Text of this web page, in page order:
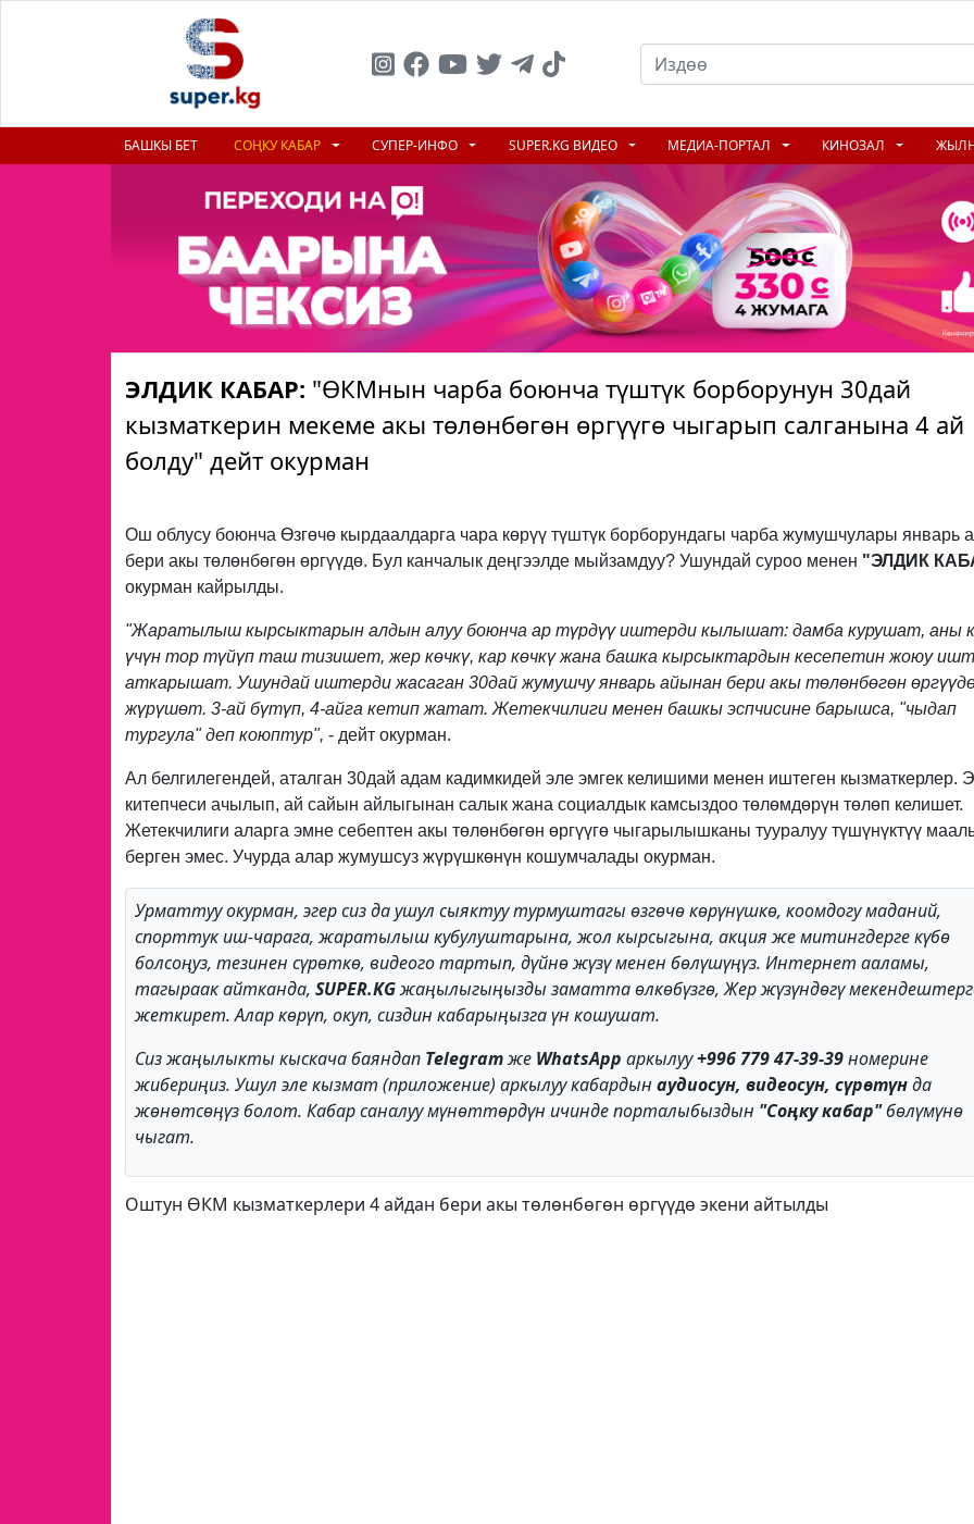
БАШКЫ БЕТ СОҢКУ КАБАР СУПЕР-ИНФО SUPER.KG ВИДЕО МЕДИА-ПОРТАЛ КИНОЗАЛ
ЭЛДИК КАБАР: "ӨКМнын чарба боюнча түштүк борборунун 30дай
кызматкерин мекеме акы төлөнбөгөн өргүүгө чыгарып салганына 4 ай
болду" дейт окурман
Ош облусу боюнча Өзгөчө кырдаалдарга чара көрүү түштүк борборундагы чарба жумушчулары январь
бери акы төлөнбөгөн өргүүдө. Бул канчалык деңгээлде мыйзамдуу? Ушундай суроо менен "ЭЛДИК
окурман кайрылды.
"Жаратылыш кырсыктарын алдын алуу боюнча ар түрдүү иштерди кылышат: дамба курушат, аны
үчүн тор түйүп таш тизишет, жер көчкү, кар көчкү жана башка кырсыктардын кесепетин жоюу
аткарышат. Ушундай иштерди жасаган 30дай жумушчу январь айынан бери акы төлөнбөгөн
жүрүшөт. 3-ай бүтүп, 4-айга кетип жатат. Жетекчилиги менен башкы эспчисине барышса, "чыдап
тургула" деп коюптур", - дейт окурман.
Ал белгилегендей, аталган 30дай адам кадимкидей эле эмгек келишими менен иштеген кызматкерлер.
китепчеси ачылып, ай сайын айлыгынан салык жана социалдык камсыздоо төлөмдөрүн төлөп келишет.
Жетекчилиги аларга эмне себептен акы төлөнбөгөн өргүүгө чыгарылышканы тууралуу түшүнүктүү
берген эмес. Учурда алар жумушсуз жүрүшкөнүн кошумчалады окурман.
Урматтуу окурман, эгер сиз да ушул сыяктуу турмуштагы өзгөчө көрүнүшкө, коомдогу маданий,
спорттук иш-чарага, жаратылыш кубулуштарына, жол кырсыгына, акция же митингдерге күбө
болсоңуз, тезинен сүрөткө, видеого тартып, дүйнө жүзү менен бөлүшүңүз. Интернет ааламы,
тагыраак айтканда, SUPER.KGжаңылыгыңызды заматта өлкөбүзгө, Жер жүзүндөгү
жеткирет. Алар көрүп, окуп, сиздин кабарыңызга үн кошушат.
Сиз жаңылыкты кыскача баяндап Telegramже WhatsApp аркылуу+996 779 47-39-39номерине
жибериңиз. Ушул эле кызмат (приложение) аркылуу кабардын аудиосун, видеосун, сүрөтүнда
жөнөтсөӊүз болот. Кабар саналуу мүнөттөрдүн ичинде порталыбыздын "Соңку кабар"бөлүмүнө
чыгат.
Оштун ӨКМ кызматкерлери 4 айдан бери акы төлөнбөгөн өргүүдө экени айтылды